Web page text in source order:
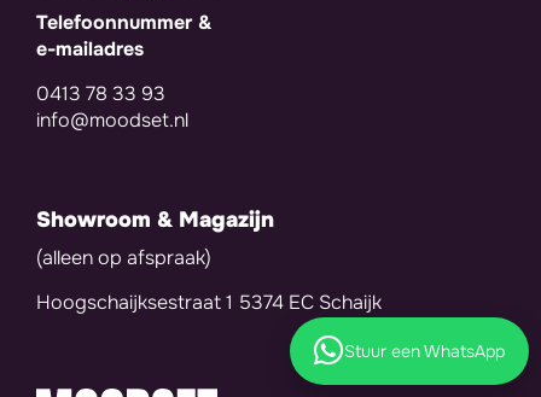
Telefoonnummer &
e-mailadres
0413 78 33 93
info@moodset.nl
Showroom & Magazijn
(alleen op afspraak)
Hoogschaijksestraat 1 5374 EC Schaijk
Stuur een WhatsApp